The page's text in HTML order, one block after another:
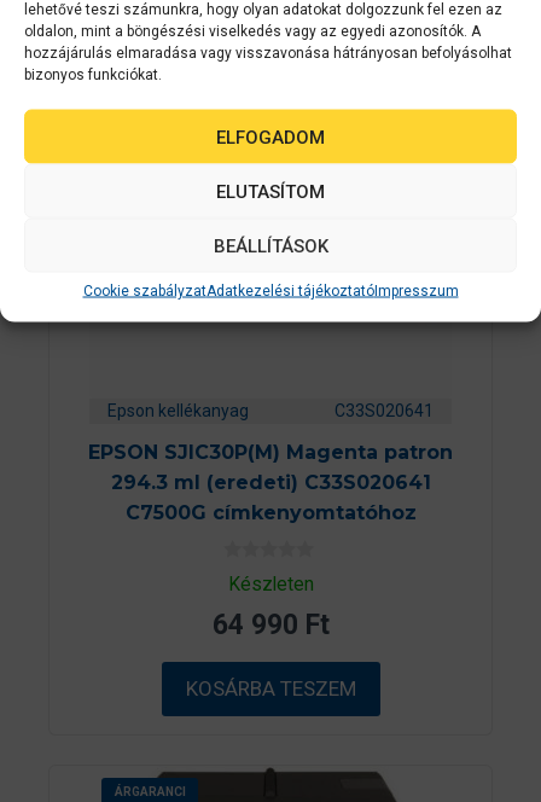
lehetővé teszi számunkra, hogy olyan adatokat dolgozzunk fel ezen az
oldalon, mint a böngészési viselkedés vagy az egyedi azonosítók. A
hozzájárulás elmaradása vagy visszavonása hátrányosan befolyásolhat
bizonyos funkciókat.
ELFOGADOM
ELUTASÍTOM
BEÁLLÍTÁSOK
Cookie szabályzatAdatkezelési tájékoztatóImpresszum
Epson kellékanyag C33S020641
EPSON SJIC30P(M) Magenta patron
294.3 ml (eredeti) C33S020641
C7500G címkenyomtatóhoz
0
a
5
b
ő
l
Készleten
64 990 Ft
KOSÁRBA TESZEM
ÁRGARANCI